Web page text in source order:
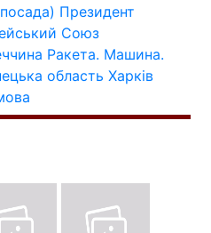
Президент
Союз
Ракета. Машина.
область Харків